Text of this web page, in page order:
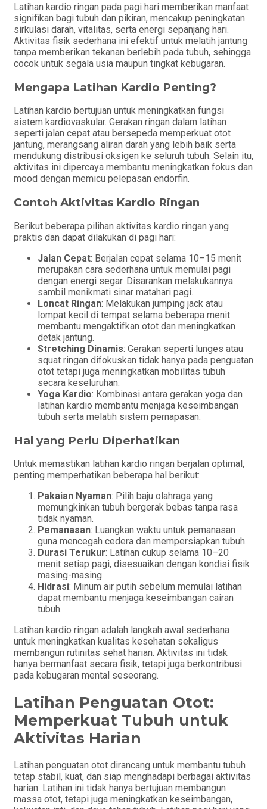
Latihan kardio ringan pada pagi hari memberikan manfaat
signifikan bagi tubuh dan pikiran, mencakup peningkatan
sirkulasi darah, vitalitas, serta energi sepanjang hari.
Aktivitas fisik sederhana ini efektif untuk melatih jantung
tanpa memberikan tekanan berlebih pada tubuh, sehingga
cocok untuk segala usia maupun tingkat kebugaran.
Mengapa Latihan Kardio Penting?
Latihan kardio bertujuan untuk meningkatkan fungsi
sistem kardiovaskular. Gerakan ringan dalam latihan
seperti jalan cepat atau bersepeda memperkuat otot
jantung, merangsang aliran darah yang lebih baik serta
mendukung distribusi oksigen ke seluruh tubuh. Selain itu,
aktivitas ini dipercaya membantu meningkatkan fokus dan
mood dengan memicu pelepasan endorfin.
Contoh Aktivitas Kardio Ringan
Berikut beberapa pilihan aktivitas kardio ringan yang
praktis dan dapat dilakukan di pagi hari:
Jalan Cepat: Berjalan cepat selama 10–15 menit
merupakan cara sederhana untuk memulai pagi
dengan energi segar. Disarankan melakukannya
sambil menikmati sinar matahari pagi.
Loncat Ringan: Melakukan jumping jack atau
lompat kecil di tempat selama beberapa menit
membantu mengaktifkan otot dan meningkatkan
detak jantung.
Stretching Dinamis: Gerakan seperti lunges atau
squat ringan difokuskan tidak hanya pada penguatan
otot tetapi juga meningkatkan mobilitas tubuh
secara keseluruhan.
Yoga Kardio: Kombinasi antara gerakan yoga dan
latihan kardio membantu menjaga keseimbangan
tubuh serta melatih sistem pernapasan.
Hal yang Perlu Diperhatikan
Untuk memastikan latihan kardio ringan berjalan optimal,
penting memperhatikan beberapa hal berikut:
Pakaian Nyaman: Pilih baju olahraga yang
memungkinkan tubuh bergerak bebas tanpa rasa
tidak nyaman.
Pemanasan: Luangkan waktu untuk pemanasan
guna mencegah cedera dan mempersiapkan tubuh.
Durasi Terukur: Latihan cukup selama 10–20
menit setiap pagi, disesuaikan dengan kondisi fisik
masing-masing.
Hidrasi: Minum air putih sebelum memulai latihan
dapat membantu menjaga keseimbangan cairan
tubuh.
Latihan kardio ringan adalah langkah awal sederhana
untuk meningkatkan kualitas kesehatan sekaligus
membangun rutinitas sehat harian. Aktivitas ini tidak
hanya bermanfaat secara fisik, tetapi juga berkontribusi
pada kebugaran mental seseorang.
Latihan Penguatan Otot:
Memperkuat Tubuh untuk
Aktivitas Harian
Latihan penguatan otot dirancang untuk membantu tubuh
tetap stabil, kuat, dan siap menghadapi berbagai aktivitas
harian. Latihan ini tidak hanya bertujuan membangun
massa otot, tetapi juga meningkatkan keseimbangan,